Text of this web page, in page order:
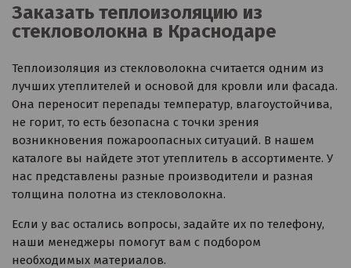
Заказать теплоизоляцию из
стекловолокна в Краснодаре
Теплоизоляция из стекловолокна считается одним из
лучших утеплителей и основой для кровли или фасада.
Она переносит перепады температур, влагоустойчива,
не горит, то есть безопасна с точки зрения
возникновения пожароопасных ситуаций. В нашем
каталоге вы найдете этот утеплитель в ассортименте. У
нас представлены разные производители и разная
толщина полотна из стекловолокна.
Если у вас остались вопросы, задайте их по телефону,
наши менеджеры помогут вам с подбором
необходимых материалов.